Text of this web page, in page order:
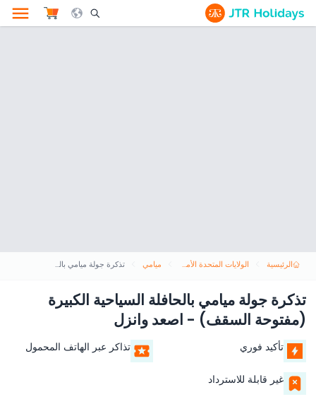
Search Opener Icon
الرئيسية الولايات المتحدة الأمريكية ميامي تذكرة جولة ميامي بالحافلة السياحية الكبيرة (مفتوحة السقف) - اصعد وانزل
تذكرة جولة ميامي بالحافلة السياحية الكبيرة
(مفتوحة السقف) - اصعد وانزل
تأكيد فوري تذاكر عبر الهاتف المحمول
غير قابلة للاسترداد